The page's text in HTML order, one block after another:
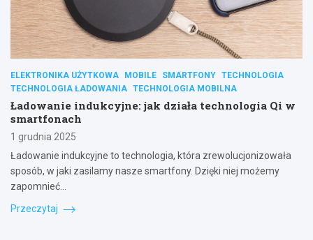
ELEKTRONIKA UŻYTKOWA MOBILE SMARTFONY TECHNOLOGIA
TECHNOLOGIA ŁADOWANIA TECHNOLOGIA MOBILNA
Ładowanie indukcyjne: jak działa technologia Qi w
smartfonach
1 grudnia 2025
Ładowanie indukcyjne to technologia, która zrewolucjonizowała
sposób, w jaki zasilamy nasze smartfony. Dzięki niej możemy
zapomnieć…
Przeczytaj